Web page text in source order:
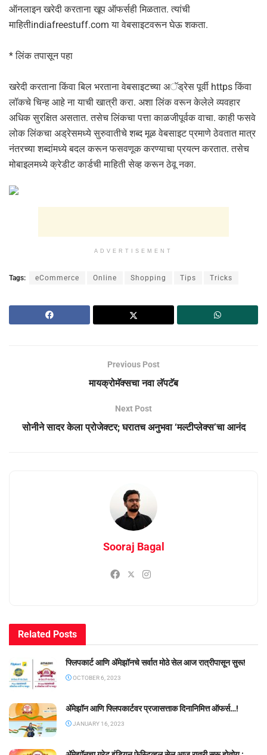
ऑनलाइन खरेदी करताना खूप ऑफर्सही मिळतात. त्यांची
माहितीindiafreestuff.com या वेबसाइटवरून घेऊ शकता.
* लिंक तपासून पहा
खरेदी करताना किंवा बिल भरताना वेबसाइटच्या अॅड्रेस पूर्वी https किंवा
लॉकचे चिन्ह आहे ना याची खात्री करा. अशा लिंक वरून केलेले व्यवहार
अधिक सुरक्षित असतात. तसेच लिंकचा पत्ता काळजीपूर्वक वाचा. काही फसवे
लोक लिंकचा अड्रेसमध्ये सुरुवातीचे शब्द मूळ वेबसाइट प्रमाणे ठेवतात मात्र
नंतरच्या शब्दांमध्ये बदल करून फसवणूक करण्याचा प्रयत्न करतात. तसेच
मोबाइलमध्ये क्रेडीट कार्डची माहिती सेव्ह करून ठेवू नका.
ADVERTISEMENT
Tags: eCommerce Online Shopping Tips Tricks
Previous Post
मायक्रोमॅक्सचा नवा लॅपटॅब
Next Post
सोनीने सादर केला प्रोजेक्टर; घरातच अनुभवा ‘मल्टीप्लेक्स’चा आनंद
Sooraj Bagal
Related Posts
फ्लिपकार्ट आणि ॲमेझॉनचे सर्वात मोठे सेल आज रात्रीपासून सुरू!
OCTOBER 6, 2023
ॲमेझॉन आणि फ्लिपकार्टवर प्रजासत्ताक दिनानिमित्त ऑफर्स…!
JANUARY 16, 2023